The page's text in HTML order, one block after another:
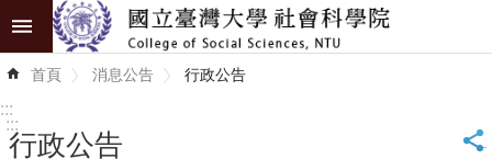
跳到主要內容區塊
進
階
首頁 消息公告 行政公告
:::
:::
行政公告 _